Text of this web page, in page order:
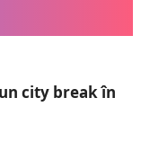
city break în